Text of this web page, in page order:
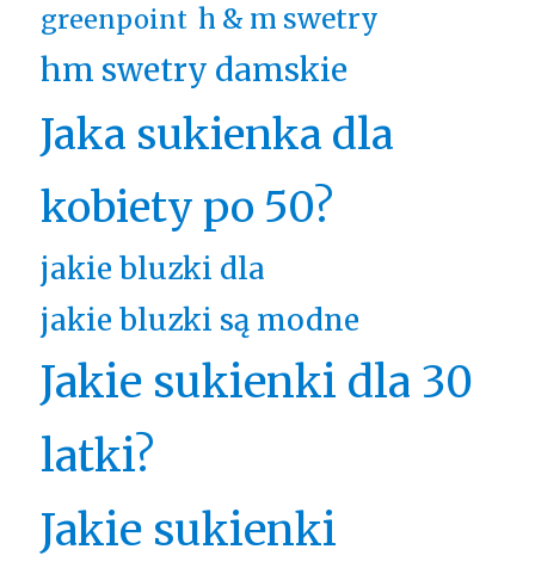
greenpoint h & m swetry
hm swetry damskie
Jaka sukienka dla
kobiety po 50?
jakie bluzki dla
jakie bluzki są modne
Jakie sukienki dla 30
latki?
Jakie sukienki